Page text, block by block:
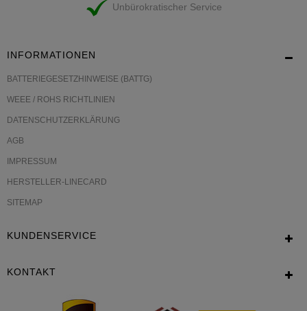
Unbürokratischer Service
INFORMATIONEN
BATTERIEGESETZHINWEISE (BATTG)
WEEE / ROHS RICHTLINIEN
DATENSCHUTZERKLÄRUNG
AGB
IMPRESSUM
HERSTELLER-LINECARD
SITEMAP
KUNDENSERVICE
KONTAKT